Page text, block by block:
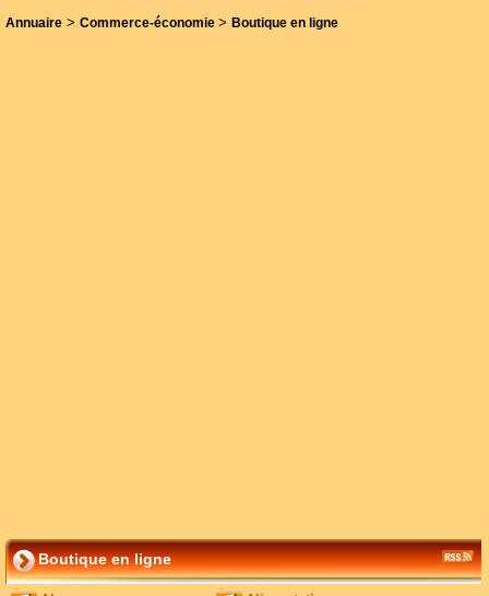
Annuaire > Commerce-économie > Boutique en ligne
Boutique en ligne